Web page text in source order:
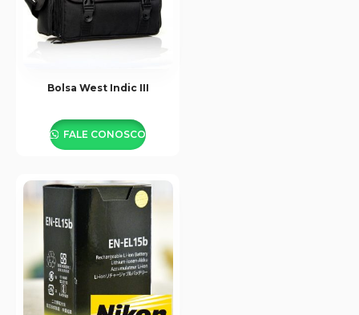
Bolsa West Indic III
FALE CONOSCO